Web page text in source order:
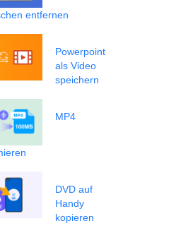
entfernen
Powerpoint
als Video
speichern
MP4
DVD auf
Handy
kopieren